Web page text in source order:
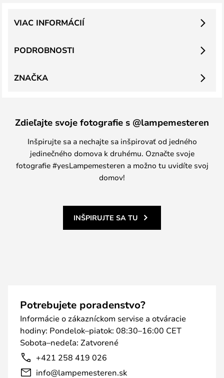
PODROBNOSTI
VIAC INFORMÁCIÍ
ZNAČKA
Zdieľajte svoje fotografie s @lampemesteren
Inšpirujte sa a nechajte sa inšpirovať od jedného
jedinečného domova k druhému. Označte svoje
fotografie #yesLampemesteren a možno tu uvidíte svoj
domov!
INŠPIRUJTE SA TU
Potrebujete poradenstvo?
Informácie o zákazníckom servise a otváracie
hodiny: Pondelok–piatok: 08:30–16:00 CET
Sobota–nedeľa: Zatvorené
+421 258 419 026
info@lampemesteren.sk